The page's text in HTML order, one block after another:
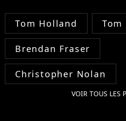
Tom Holland Tom
Brendan Fraser
Christopher Nolan
VOIR TOUS LES